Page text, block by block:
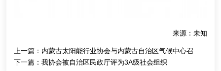
来源：未知
上一篇：
内蒙古太阳能行业协会与内蒙古自治区气候中心召开推进“气象+光伏”赋能行动座谈会
下一篇：我协会被自治区民政厅评为3A级社会组织